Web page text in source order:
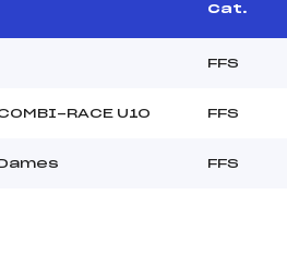
Cat.
FFS
RACE U10 FFS
FFS